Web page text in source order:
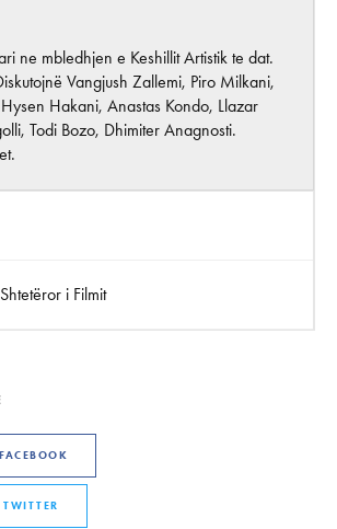
ne mbledhjen e Keshillit Artistik te dat.
Vangjush Zallemi, Piro Milkani,
Hakani, Anastas Kondo, Llazar
Todi Bozo, Dhimiter Anagnosti.
i Filmit